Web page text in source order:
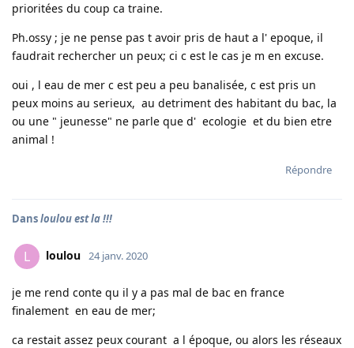
prioritées du coup ca traine.
Ph.ossy ; je ne pense pas t avoir pris de haut a l' epoque, il
faudrait rechercher un peux; ci c est le cas je m en excuse.
oui , l eau de mer c est peu a peu banalisée, c est pris un
peux moins au serieux, au detriment des habitant du bac, la
ou une " jeunesse" ne parle que d' ecologie et du bien etre
animal !
Répondre
Dansloulou est la !!!
L loulou 24 janv. 2020
je me rend conte qu il y a pas mal de bac en france
finalement en eau de mer;
ca restait assez peux courant a l époque, ou alors les réseaux